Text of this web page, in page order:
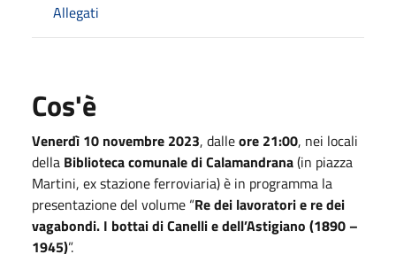
Allegati
Cos'è
Venerdì 10 novembre 2023, dalleore 21:00, nei locali
della Biblioteca comunale di Calamandrana(in piazza
Martini, ex stazione ferroviaria) è in programma la
presentazione del volume “Re dei lavoratori e re dei
vagabondi. I bottai di Canelli e dell’Astigiano (1890 –
1945)”.